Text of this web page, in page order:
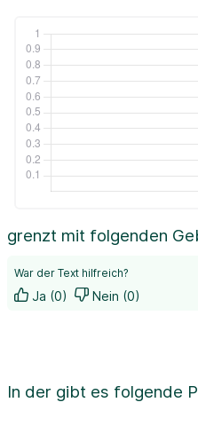
grenzt mit folgenden
War der Text hilfreich?
Ja (0) Nein (0)
In der gibt es folgende